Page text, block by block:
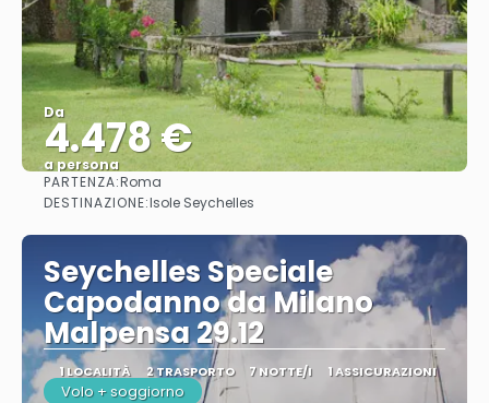
Da
4.478 €
a persona
Vedere
PARTENZA:Roma
DESTINAZIONE:Isole Seychelles
Seychelles Speciale
Capodanno da Milano
Malpensa 29.12
1 LOCALITÀ 2 TRASPORTO 7 NOTTE/I 1 ASSICURAZIONI
Volo + soggiorno